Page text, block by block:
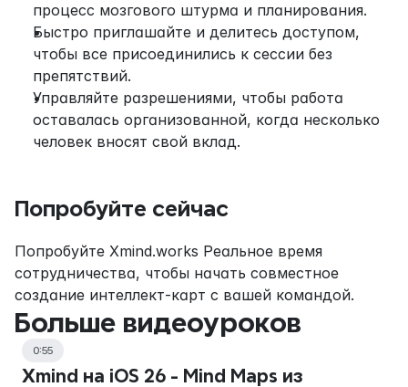
процесс мозгового штурма и планирования.
Быстро приглашайте и делитесь доступом,
чтобы все присоединились к сессии без
препятствий.
Управляйте разрешениями, чтобы работа
оставалась организованной, когда несколько
человек вносят свой вклад.
Попробуйте сейчас
Попробуйте Xmind.works Реальное время
сотрудничества, чтобы начать совместное
создание интеллект-карт с вашей командой.
Больше видеоуроков
0:55
Xmind на iOS 26 - Mind Maps из